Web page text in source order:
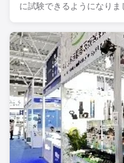
に試験できるようになり